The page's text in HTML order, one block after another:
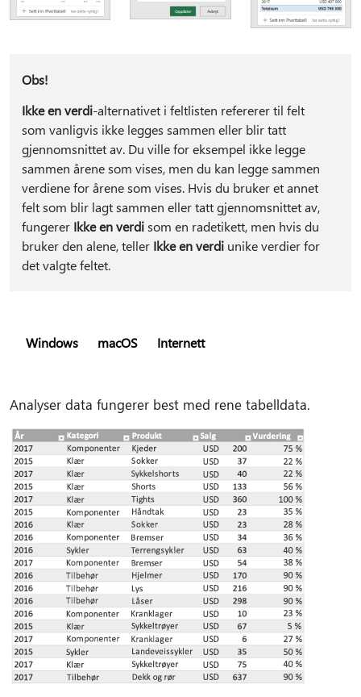
Obs!
Ikke en verdi-alternativet i feltlisten refererer til felt
som vanligvis ikke legges sammen eller blir tatt
gjennomsnittet av. Du ville for eksempel ikke legge
sammen årene som vises, men du kan legge sammen
verdiene for årene som vises. Hvis du bruker et annet
felt som blir lagt sammen eller tatt gjennomsnittet av,
fungerer Ikke en verdisom en radetikett, men hvis du
bruker den alene, teller Ikke en verdiunike verdier for
det valgte feltet.
Windows macOS Internett
Analyser data fungerer best med rene tabelldata.